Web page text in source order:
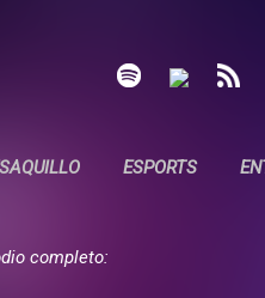
ESPORTS
completo: